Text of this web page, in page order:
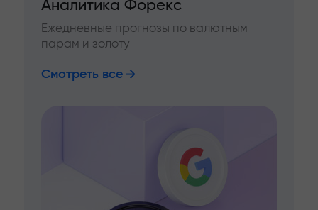
Аналитика Форекс
Ежедневные прогнозы по валютным
парам и золоту
Смотреть все